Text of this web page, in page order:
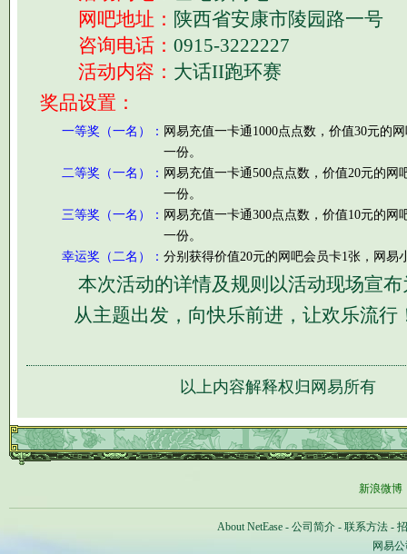
网吧地址： 陕西省安康市陵园路一号
咨询电话： 0915-3222227
活动内容： 大话II跑环赛
奖品设置：
一等奖（一名）： 网易充值一卡通1000点点数，价值30元的
一份。
二等奖（一名）： 网易充值一卡通500点点数，价值20元的网
一份。
三等奖（一名）： 网易充值一卡通300点点数，价值10元的网
一份。
幸运奖（二名）： 分别获得价值20元的网吧会员卡1张，网易
本次活动的详情及规则以活动现场宣布
从主题出发，向快乐前进，让欢乐流行
以上内容解释权归网易所有
新浪微博
About NetEase - 公司简介 - 联系方法 -
网易